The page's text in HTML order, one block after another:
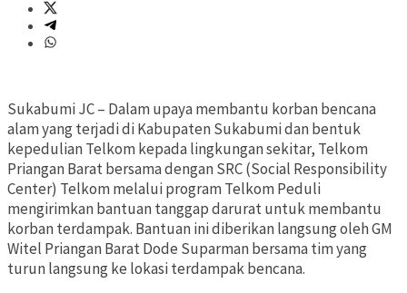
Sukabumi JC – Dalam upaya membantu korban bencana
alam yang terjadi di Kabupaten Sukabumi dan bentuk
kepedulian Telkom kepada lingkungan sekitar, Telkom
Priangan Barat bersama dengan SRC (Social Responsibility
Center) Telkom melalui program Telkom Peduli
mengirimkan bantuan tanggap darurat untuk membantu
korban terdampak. Bantuan ini diberikan langsung oleh GM
Witel Priangan Barat Dode Suparman bersama tim yang
turun langsung ke lokasi terdampak bencana.